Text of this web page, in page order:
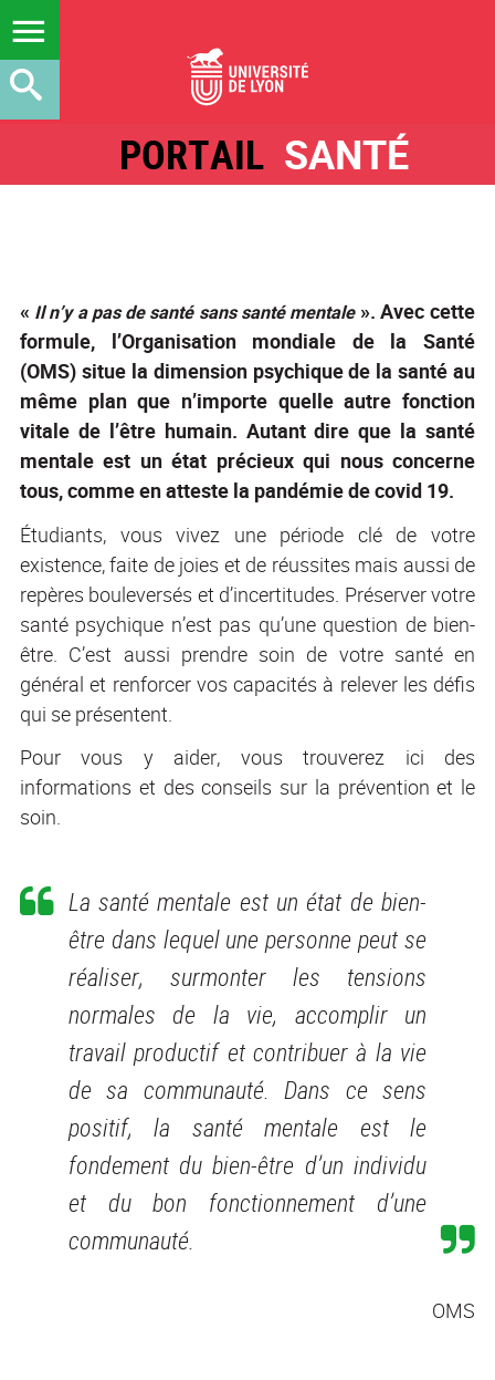
PORTAIL SANTÉ
« Il n’y a pas de santé sans santé mentale». Avec cette
formule, l’Organisation mondiale de la Santé
(OMS) situe la dimension psychique de la santé au
même plan que n’importe quelle autre fonction
vitale de l’être humain. Autant dire que la santé
mentale est un état précieux qui nous concerne
tous, comme en atteste la pandémie de covid 19.
Étudiants, vous vivez une période clé de votre
existence, faite de joies et de réussites mais aussi de
repères bouleversés et d’incertitudes. Préserver votre
santé psychique n’est pas qu’une question de bien-
être. C’est aussi prendre soin de votre santé en
général et renforcer vos capacités à relever les défis
qui se présentent.
Pour vous y aider, vous trouverez ici des
informations et des conseils sur la prévention et le
soin.
La santé mentale est un état de bien-
être dans lequel une personne peut se
réaliser, surmonter les tensions
normales de la vie, accomplir un
travail productif et contribuer à la vie
de sa communauté. Dans ce sens
positif, la santé mentale est le
fondement du bien-être d’un individu
et du bon fonctionnement d’une
communauté.
OMS